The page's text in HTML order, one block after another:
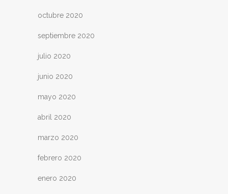
octubre 2020
septiembre 2020
julio 2020
junio 2020
mayo 2020
abril 2020
marzo 2020
febrero 2020
enero 2020